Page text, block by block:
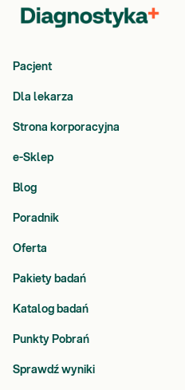
Pacjent
Dla lekarza
Strona korporacyjna
e-Sklep
Blog
Poradnik
Oferta
Pakiety badań
Katalog badań
Punkty Pobrań
Sprawdź wyniki